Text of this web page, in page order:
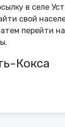
в селе
свой
перейти
Кокса